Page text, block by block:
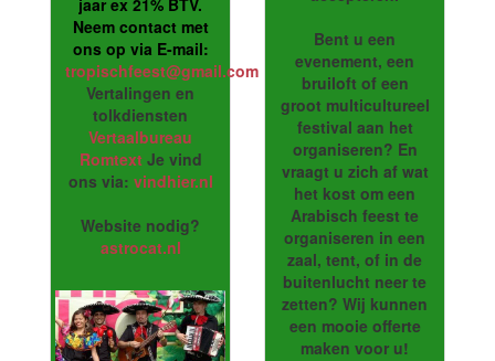
jaar ex 21% BTV.
Neem contact met
ons op via E-mail:
tropischfeest@gmail.com
Vertalingen en
tolkdiensten
Vertaalbureau
RomtextJe vind
ons via: vindhier.nl
Website nodig?
astrocat.nl
Bent u een
evenement, een
bruiloft of een
groot multicultureel
festival aan het
organiseren? En
vraagt u zich af wat
het kost om een
Arabisch feest te
organiseren in een
zaal, tent, of in de
buitenlucht neer te
zetten? Wij kunnen
een mooie offerte
maken voor u!